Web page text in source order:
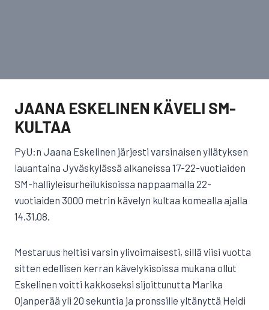
JAANA ESKELINEN KÄVELI SM-
KULTAA
PyU:n Jaana Eskelinen järjesti varsinaisen yllätyksen
lauantaina Jyväskylässä alkaneissa 17-22-vuotiaiden
SM-halliyleisurheilukisoissa nappaamalla 22-
vuotiaiden 3000 metrin kävelyn kultaa komealla ajalla
14.31,08.
Mestaruus heltisi varsin ylivoimaisesti, sillä viisi vuotta
sitten edellisen kerran kävelykisoissa mukana ollut
Eskelinen voitti kakkoseksi sijoittunutta Marika
Ojanperää yli 20 sekuntia ja pronssille yltänyttä Heidi